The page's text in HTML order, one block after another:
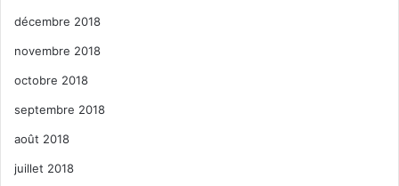
décembre 2018
novembre 2018
octobre 2018
septembre 2018
août 2018
juillet 2018